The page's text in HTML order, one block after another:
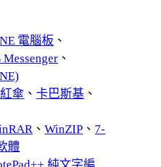
電腦板 、
Messenger 、
傘 、卡巴斯基 、
、WinZIP 、 7-
體
純文字編